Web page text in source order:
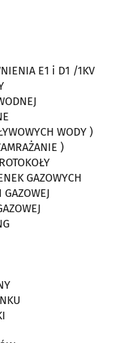
E1 i D1 /1KV
WODY )
)
GAZOWYCH